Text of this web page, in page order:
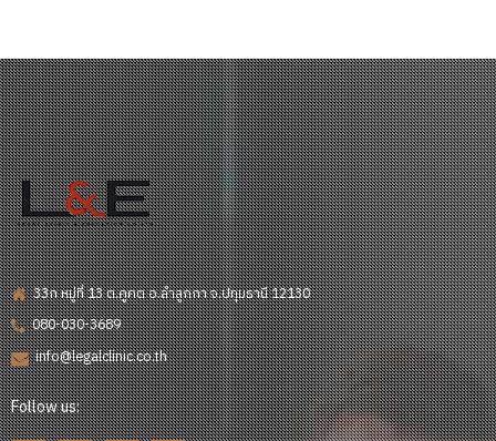
33ก หมู่ที่ 13 ต.คูคต อ.ลำลูกกา จ.ปทุมธานี 12130
080-030-3689
info@legalclinic.co.th
Follow us: